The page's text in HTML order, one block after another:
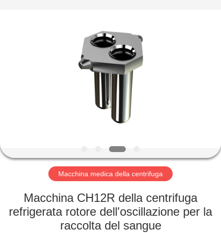
NOI
ALLA
FABBRICA
Macchina medica della centrifuga
Macchina CH12R della centrifuga
refrigerata rotore dell'oscillazione per la
raccolta del sangue